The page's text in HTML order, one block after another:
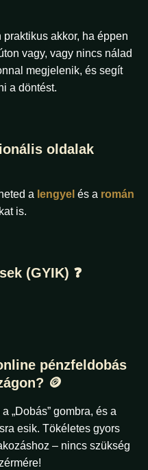
akkor, ha éppen
vagy, vagy nincs nálad
megjelenik, és segít
a döntést.
oldalak
a lengyel és a román
is.
(GYIK) ❓
pénzfeldobás
🪙
„Dobás” gombra, és a
esik. Tökéletes gyors
– nincs szükség